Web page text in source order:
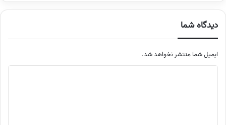
دیدگاه شما
ایمیل شما منتشر نخواهد شد.